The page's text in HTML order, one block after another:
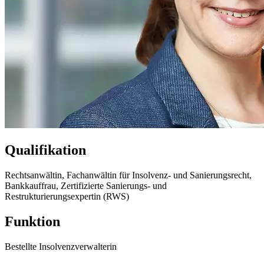
Qualifikation
Rechtsanwältin, Fachanwältin für Insolvenz- und Sanierungsrecht,
Bankkauffrau, Zertifizierte Sanierungs- und
Restrukturierungsexpertin (RWS)
Funktion
Bestellte Insolvenzverwalterin